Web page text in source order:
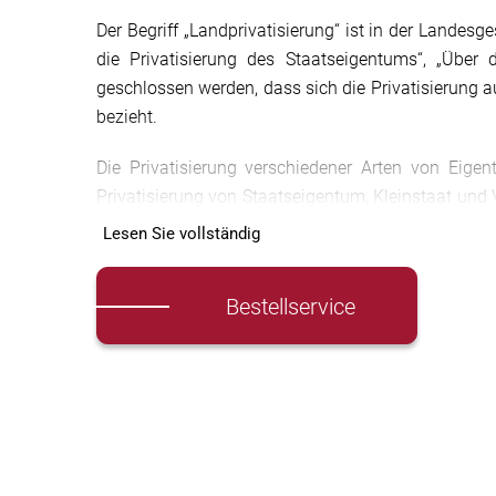
Der Begriff „Landprivatisierung“ ist in der
die Privatisierung des Staatseigentums“,
geschlossen werden, dass sich die Privatisierung
bezieht.
Die Privatisierung verschiedener Arten von
Privatisierung von Staatseigentum, Kleinstaat
des staatlichen Wohnungsbaus. Während die
Grundstücken überhaupt nicht vorgesehen.
Grundstücken definiert als der Erwerb und
Erwerb von öffentlichen oder kommunalen
Lesen Sie vollständig
Bestellservice